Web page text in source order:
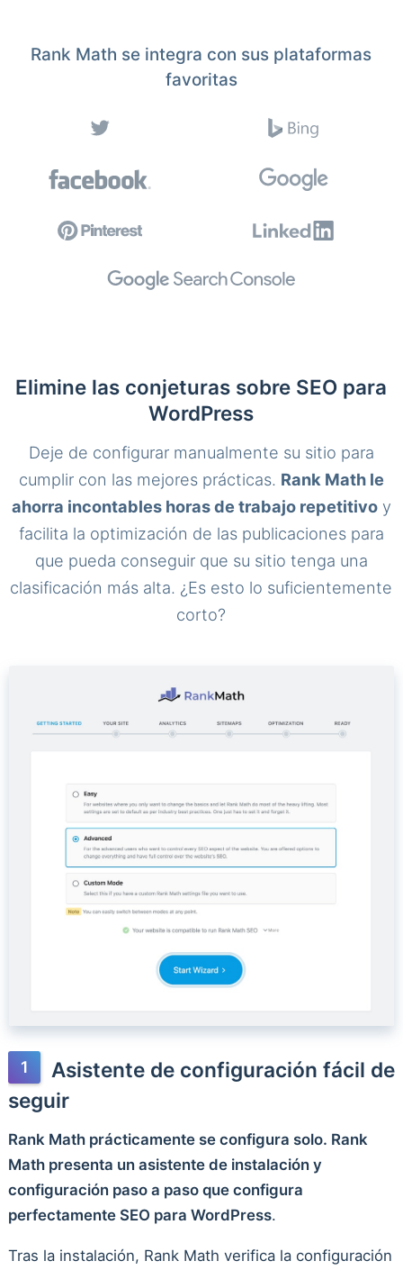
Rank Math se integra con sus plataformas
favoritas
Elimine las conjeturas sobre SEO para
WordPress
Deje de configurar manualmente su sitio para
cumplir con las mejores prácticas. Rank Math le
ahorra incontables horas de trabajo repetitivoy
facilita la optimización de las publicaciones para
que pueda conseguir que su sitio tenga una
clasificación más alta. ¿Es esto lo suficientemente
corto?
Asistente de configuración fácil de
seguir
Rank Math prácticamente se configura solo. Rank
Math presenta un asistente de instalación y
configuración paso a paso que configura
perfectamente SEO para WordPress.
Tras la instalación, Rank Math verifica la configuración